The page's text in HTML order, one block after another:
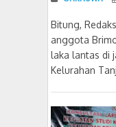
Bitung,
anggota
laka lantas di
Kelurahan